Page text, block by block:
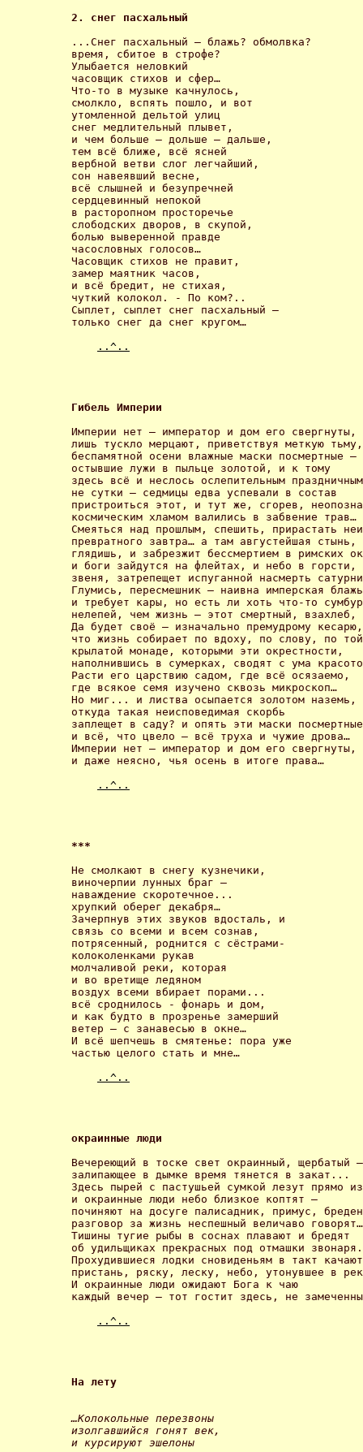
2. снег пасхальный
...Снег пасхальный – блажь? обмолвка?
время, сбитое в строфе?
Улыбается неловкий
часовщик стихов и сфер…
Что-то в музыке качнулось,
смолкло, вспять пошло, и вот
утомленной дельтой улиц
снег медлительный плывет,
и чем больше – дольше – дальше,
тем всё ближе, всё ясней
вербной ветви слог легчайший,
сон навеявший весне,
всё слышней и безупречней
сердцевинный непокой
в расторопном просторечье
слободских дворов, в скупой,
болью выверенной правде
часословных голосов…
Часовщик стихов не правит,
замер маятник часов,
и всё бредит, не стихая,
чуткий колокол. - По ком?..
Сыплет, сыплет снег пасхальный –
только снег да снег кругом…
..^..
Гибель Империи
Империи нет – император и дом его свергнуты,
лишь тускло мерцают, приветствуя меткую
беспамятной осени влажные маски посмертные –
остывшие лужи в пыльце золотой, и к тому
здесь всё и неслось ослепительным
не сутки – седмицы едва успевали в состав
пристроиться этот, и тут же, сгорев,
космическим хламом валились в забвение трав…
Смеяться над прошлым, спешить, прирастать
превратного завтра… а там августейшая стынь,
глядишь, и забрезжит бессмертием в римских
и боги зайдутся на флейтах, и небо в горсти,
звеня, затрепещет испуганной насмерть
Глумись, пересмешник – наивна имперская
и требует кары, но есть ли хоть что-то
нелепей, чем жизнь – этот смертный, взахлеб,
Да будет своё – изначально премудрому
что жизнь собирает по вдоху, по слову, по
крылатой монаде, которыми эти окрестности,
наполнившись в сумерках, сводят с ума
Расти его царствию садом, где всё осязаемо,
где всякое семя изучено сквозь микроскоп…
Но миг... и листва осыпается золотом
откуда такая неисповедимая скорбь
заплещет в саду? и опять эти маски
и всё, что цвело – всё труха и чужие дрова…
Империи нет – император и дом его свергнуты,
и даже неясно, чья осень в итоге права…
..^..
***
Не смолкают в снегу кузнечики,
виночерпии лунных браг –
наваждение скоротечное...
хрупкий оберег декабря…
Зачерпнув этих звуков вдосталь, и
связь со всеми и всем сознав,
потрясенный, роднится с сёстрами-
колоколенками рукав
молчаливой реки, которая
и во вретище ледяном
воздух всеми вбирает порами...
всё сроднилось - фонарь и дом,
и как будто в прозренье замерший
ветер – с занавесью в окне…
И всё шепчешь в смятенье: пора уже
частью целого стать и мне…
..^..
окраинные люди
Вечереющий в тоске свет окраинный, щербатый
залипающее в дымке время тянется в закат...
Здесь пырей с пастушьей сумкой лезут прямо
и окраинные люди небо близкое коптят –
починяют на досуге палисадник, примус,
разговор за жизнь неспешный величаво
Тишины тугие рыбы в соснах плавают и бредят
об удильщиках прекрасных под отмашки
Прохудившиеся лодки сновиденьям в такт
пристань, ряску, леску, небо, утонувшее в
И окраинные люди ожидают Бога к чаю
каждый вечер – тот гостит здесь, не
..^..
На лету
…Колокольные перезвоны
изолгавшийся гонят век,
и курсируют эшелоны